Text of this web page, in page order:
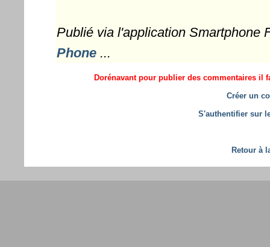
Publié via l'application Smartphone
Phone...
Dorénavant pour publier des commentaires il
Créer un
S'authentifier sur
Retour à